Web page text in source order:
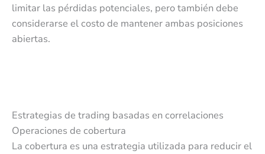
limitar las pérdidas potenciales, pero también debe
considerarse el costo de mantener ambas posiciones
abiertas.
Estrategias de trading basadas en correlaciones
Operaciones de cobertura
La cobertura es una estrategia utilizada para reducir el